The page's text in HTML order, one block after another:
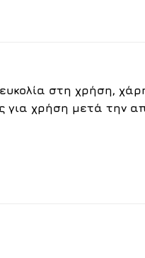
στη χρήση,
χρήση μετά την